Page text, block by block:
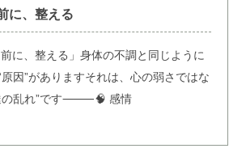
に、整える
に、整える」⁡身体の不調と同じように
因”があります⁡それは、心の弱さではな
の乱れ”です⁡⸻⁡🧠 感情